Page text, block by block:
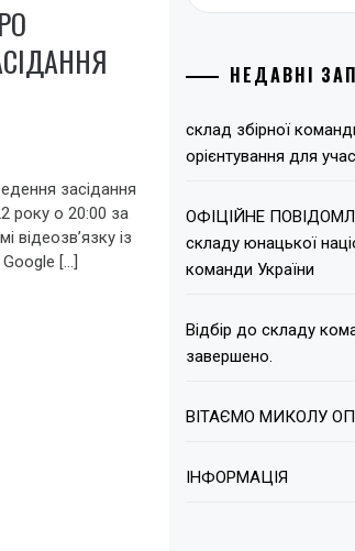
засідання
року о 20:00 за
відеозв’язку із
[…]
НЕДАВНІ
склад збірної
орієнтування для
ОФІЦІЙНЕ
складу юнацької
команди України
Відбір до складу
завершено.
ВІТАЄМО МИКОЛУ
ІНФОРМАЦІЯ